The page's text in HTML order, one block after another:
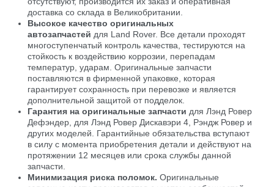
доставка со склада в Великобритании.
Высокое качество оригинальных
автозапчастей для Land Rover. Все детали проходят
многоступенчатый контроль качества, тестируются на
стойкость к воздействию коррозии, перепадам
температур, ударам. Оригинальные запчасти
поставляются в фирменной упаковке, которая
гарантирует сохранность при перевозке и является
дополнительной защитой от подделок.
Гарантия на оригинальные запчасти для Лэнд Ровер
Дефэндер, для Лэнд Ровер Дискавэри 4, Рэндж Ровер и
других моделей. Гарантийные обязательства вступают
в силу с момента приобретения детали и действуют на
протяжении 12 месяцев или срока службы данной
запчасти.
Минимизация риска поломок. Оригинальные